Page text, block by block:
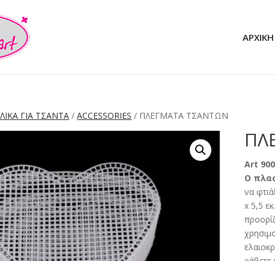
ΑΡΧΙΚΗ
ΓΙΑ ΤΣΑΝΤΑ /ACCESSORIES / ΠΛΕΓΜΑΤΑ ΤΣΑΝΤΩΝ
Art
Ο
να
x 5,5